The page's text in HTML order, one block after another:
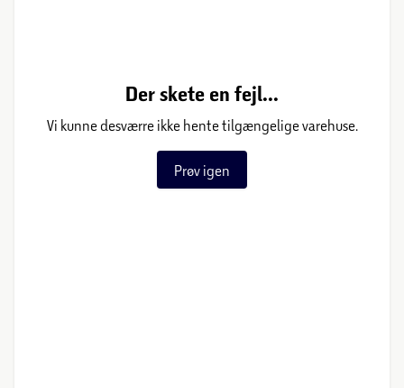
Der skete en fejl...
Vi kunne desværre ikke hente tilgængelige varehuse.
Prøv igen